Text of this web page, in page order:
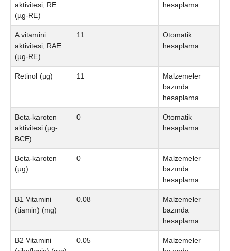
aktivitesi, RE
(µg-RE)
hesaplama
A vitamini
aktivitesi, RAE
(µg-RE)
11
Otomatik
hesaplama
Retinol (µg) 11
Malzemeler
bazında
hesaplama
Beta-karoten
aktivitesi (µg-
BCE)
0
Otomatik
hesaplama
Beta-karoten
(µg)
0
Malzemeler
bazında
hesaplama
B1 Vitamini
(tiamin) (mg)
0.08
Malzemeler
bazında
hesaplama
B2 Vitamini
0.05
Malzemeler